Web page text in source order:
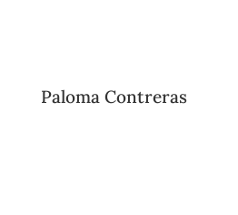
Paloma Contreras